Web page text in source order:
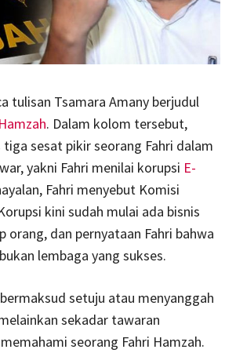
tulisan Tsamara Amany berjudul
. Dalam kolom tersebut,
sesat pikir seorang Fahri dalam
yakni Fahri menilai korupsi E-
Fahri menyebut Komisi
kini sudah mulai ada bisnis
orang, dan pernyataan Fahri bahwa
lembaga yang sukses.
setuju atau menyanggah
sekadar tawaran
seorang Fahri Hamzah.